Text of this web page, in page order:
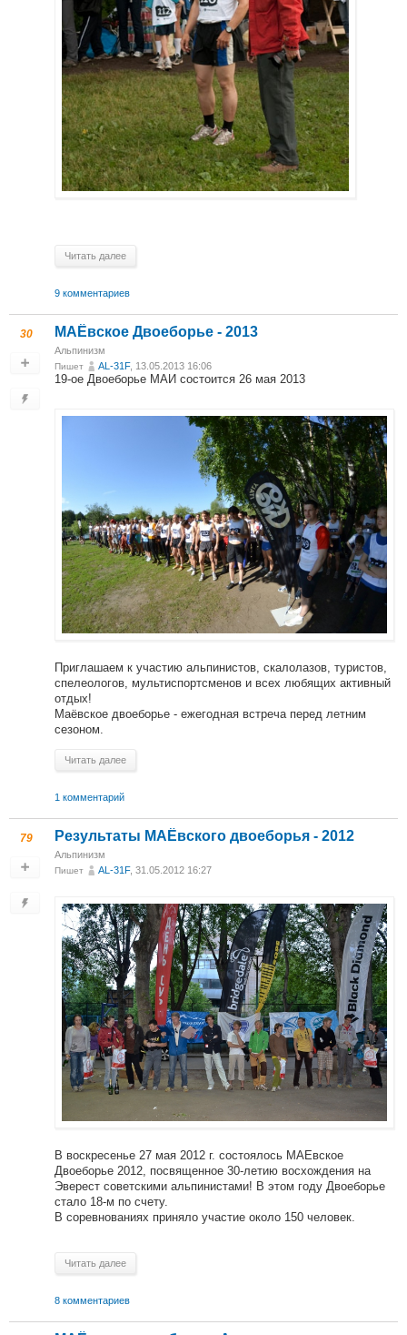
Читать далее
9 комментариев
30 МАЁвское Двоеборье - 2013
Альпинизм
Пишет AL-31F, 13.05.2013 16:06
19-ое Двоеборье МАИ состоится 26 мая 2013
Приглашаем к участию альпинистов, скалолазов, туристов,
спелеологов, мультиспортсменов и всех любящих активный
отдых!
Маёвское двоеборье - ежегодная встреча перед летним
сезоном.
Читать далее
1 комментарий
79 Результаты МАЁвского двоеборья - 2012
Альпинизм
Пишет AL-31F, 31.05.2012 16:27
В воскресенье 27 мая 2012 г. состоялось МАЕвское
Двоеборье 2012, посвященное 30-летию восхождения на
Эверест советскими альпинистами! В этом году Двоеборье
стало 18-м по счету.
В соревнованиях приняло участие около 150 человек.
Читать далее
8 комментариев